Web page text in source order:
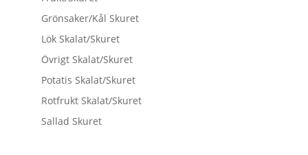
Grönsaker/Kål Skuret
Lök Skalat/Skuret
Övrigt Skalat/Skuret
Potatis Skalat/Skuret
Rotfrukt Skalat/Skuret
Sallad Skuret